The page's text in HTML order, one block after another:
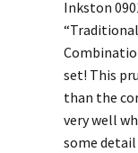
Inkston
set! This
than the
very well
some